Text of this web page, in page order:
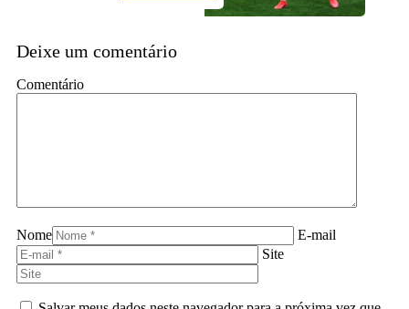
Deixe um comentário
Comentário
Nome
E-mail
Site